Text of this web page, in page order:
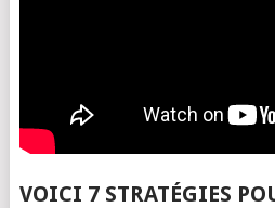
VOICI 7 STRATÉGIES